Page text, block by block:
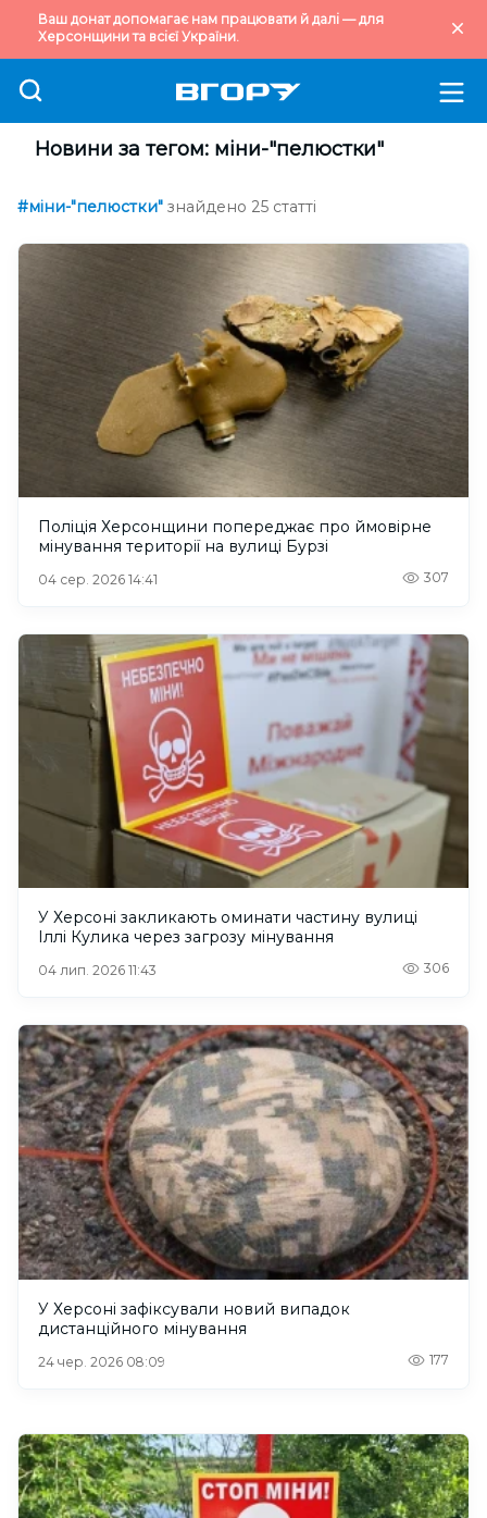
Ваш донат допомагає нам працювати й далі — для
Херсонщини та всієї України.
Новини за тегом: міни-"пелюстки"
#міни-"пелюстки" знайдено 25 статті
Поліція Херсонщини попереджає про ймовірне
мінування території на вулиці Бурзі
04 сер. 2026 14:41 307
У Херсоні закликають оминати частину вулиці
Іллі Кулика через загрозу мінування
04 лип. 2026 11:43 306
У Херсоні зафіксували новий випадок
дистанційного мінування
24 чер. 2026 08:09 177